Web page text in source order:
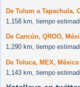
De Tulum a Tapachula,
1,158 km, tiempo
De Cancún, QROO,
1,290 km, tiempo
De Toluca, MEX,
1,143 km, tiempo